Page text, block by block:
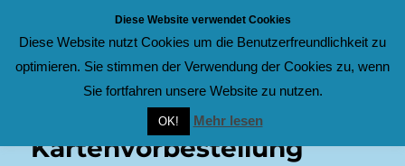
Laienspielschar MENÜ
Kartenvorbestellung
Diese Website verwendet Cookies
Diese Website nutzt Cookies um die Benutzerfreundlichkeit zu
optimieren. Sie stimmen der Verwendung der Cookies zu, wenn
Sie fortfahren unsere Website zu nutzen.
OK! Mehr lesen